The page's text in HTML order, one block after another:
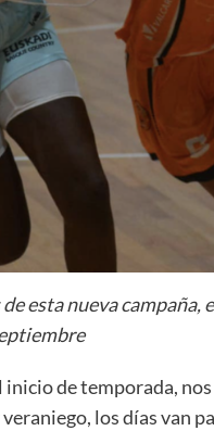
esta nueva
de temporada,
los días van